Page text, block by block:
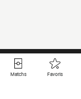
Matchs Favoris